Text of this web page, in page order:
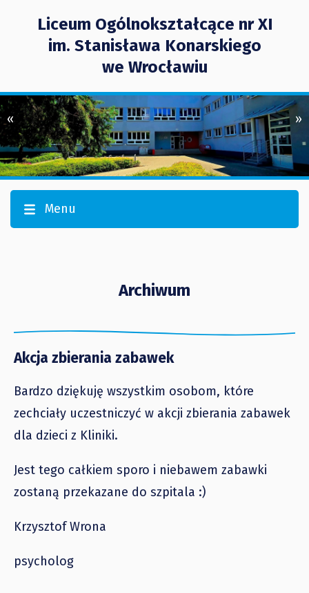
Liceum Ogólnokształcące nr XI
im. Stanisława Konarskiego
we Wrocławiu
« »
Menu
Archiwum
Akcja zbierania zabawek
Bardzo dziękuję wszystkim osobom, które
zechciały uczestniczyć w akcji zbierania zabawek
dla dzieci z Kliniki.
Jest tego całkiem sporo i niebawem zabawki
zostaną przekazane do szpitala :)
Krzysztof Wrona
psycholog